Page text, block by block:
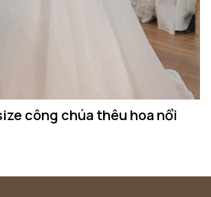
công chúa thêu hoa nổi